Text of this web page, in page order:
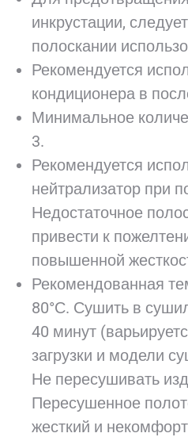
инкрустации,
полоскании
Рекомендуется
кондиционера в
Минимальное
3.
Рекомендуется
нейтрализатор при
Недостаточное
привести к
повышенной
Рекомендованная
80°С. Сушить в
40 минут
загрузки и модели
Не пересушивать
Пересушенное
жесткий и